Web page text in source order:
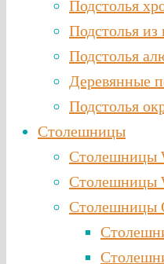
Подстолья
Подстолья
Подстолья
Деревянные
Подстолья
Столешницы
Столешницы
Столешницы
Столешницы